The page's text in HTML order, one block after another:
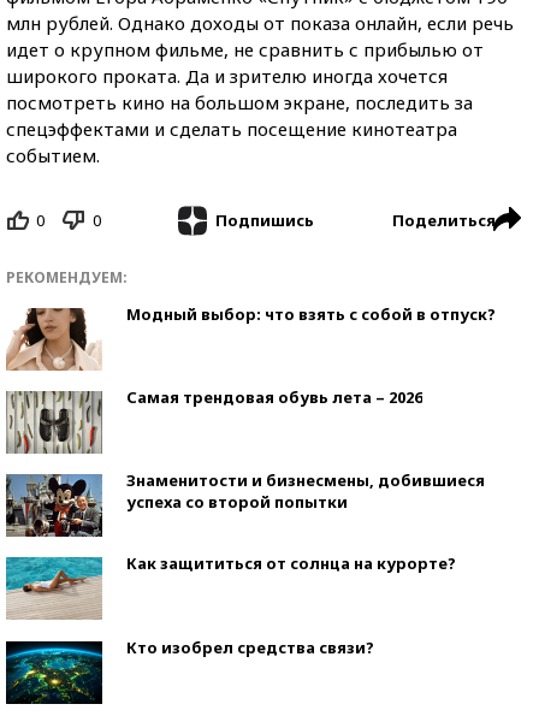
млн рублей. Однако доходы от показа онлайн, если речь
идет о крупном фильме, не сравнить с прибылью от
широкого проката. Да и зрителю иногда хочется
посмотреть кино на большом экране, последить за
спецэффектами и сделать посещение кинотеатра
событием.
0 0 Подпишись Поделиться
РЕКОМЕНДУЕМ:
Модный выбор: что взять с собой в отпуск?
Самая трендовая обувь лета – 2026
Знаменитости и бизнесмены, добившиеся
успеха со второй попытки
Как защититься от солнца на курорте?
Кто изобрел средства связи?